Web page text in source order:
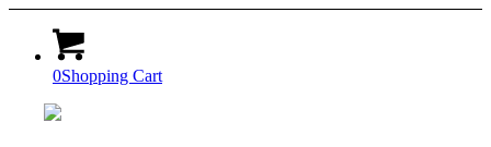
0Shopping Cart